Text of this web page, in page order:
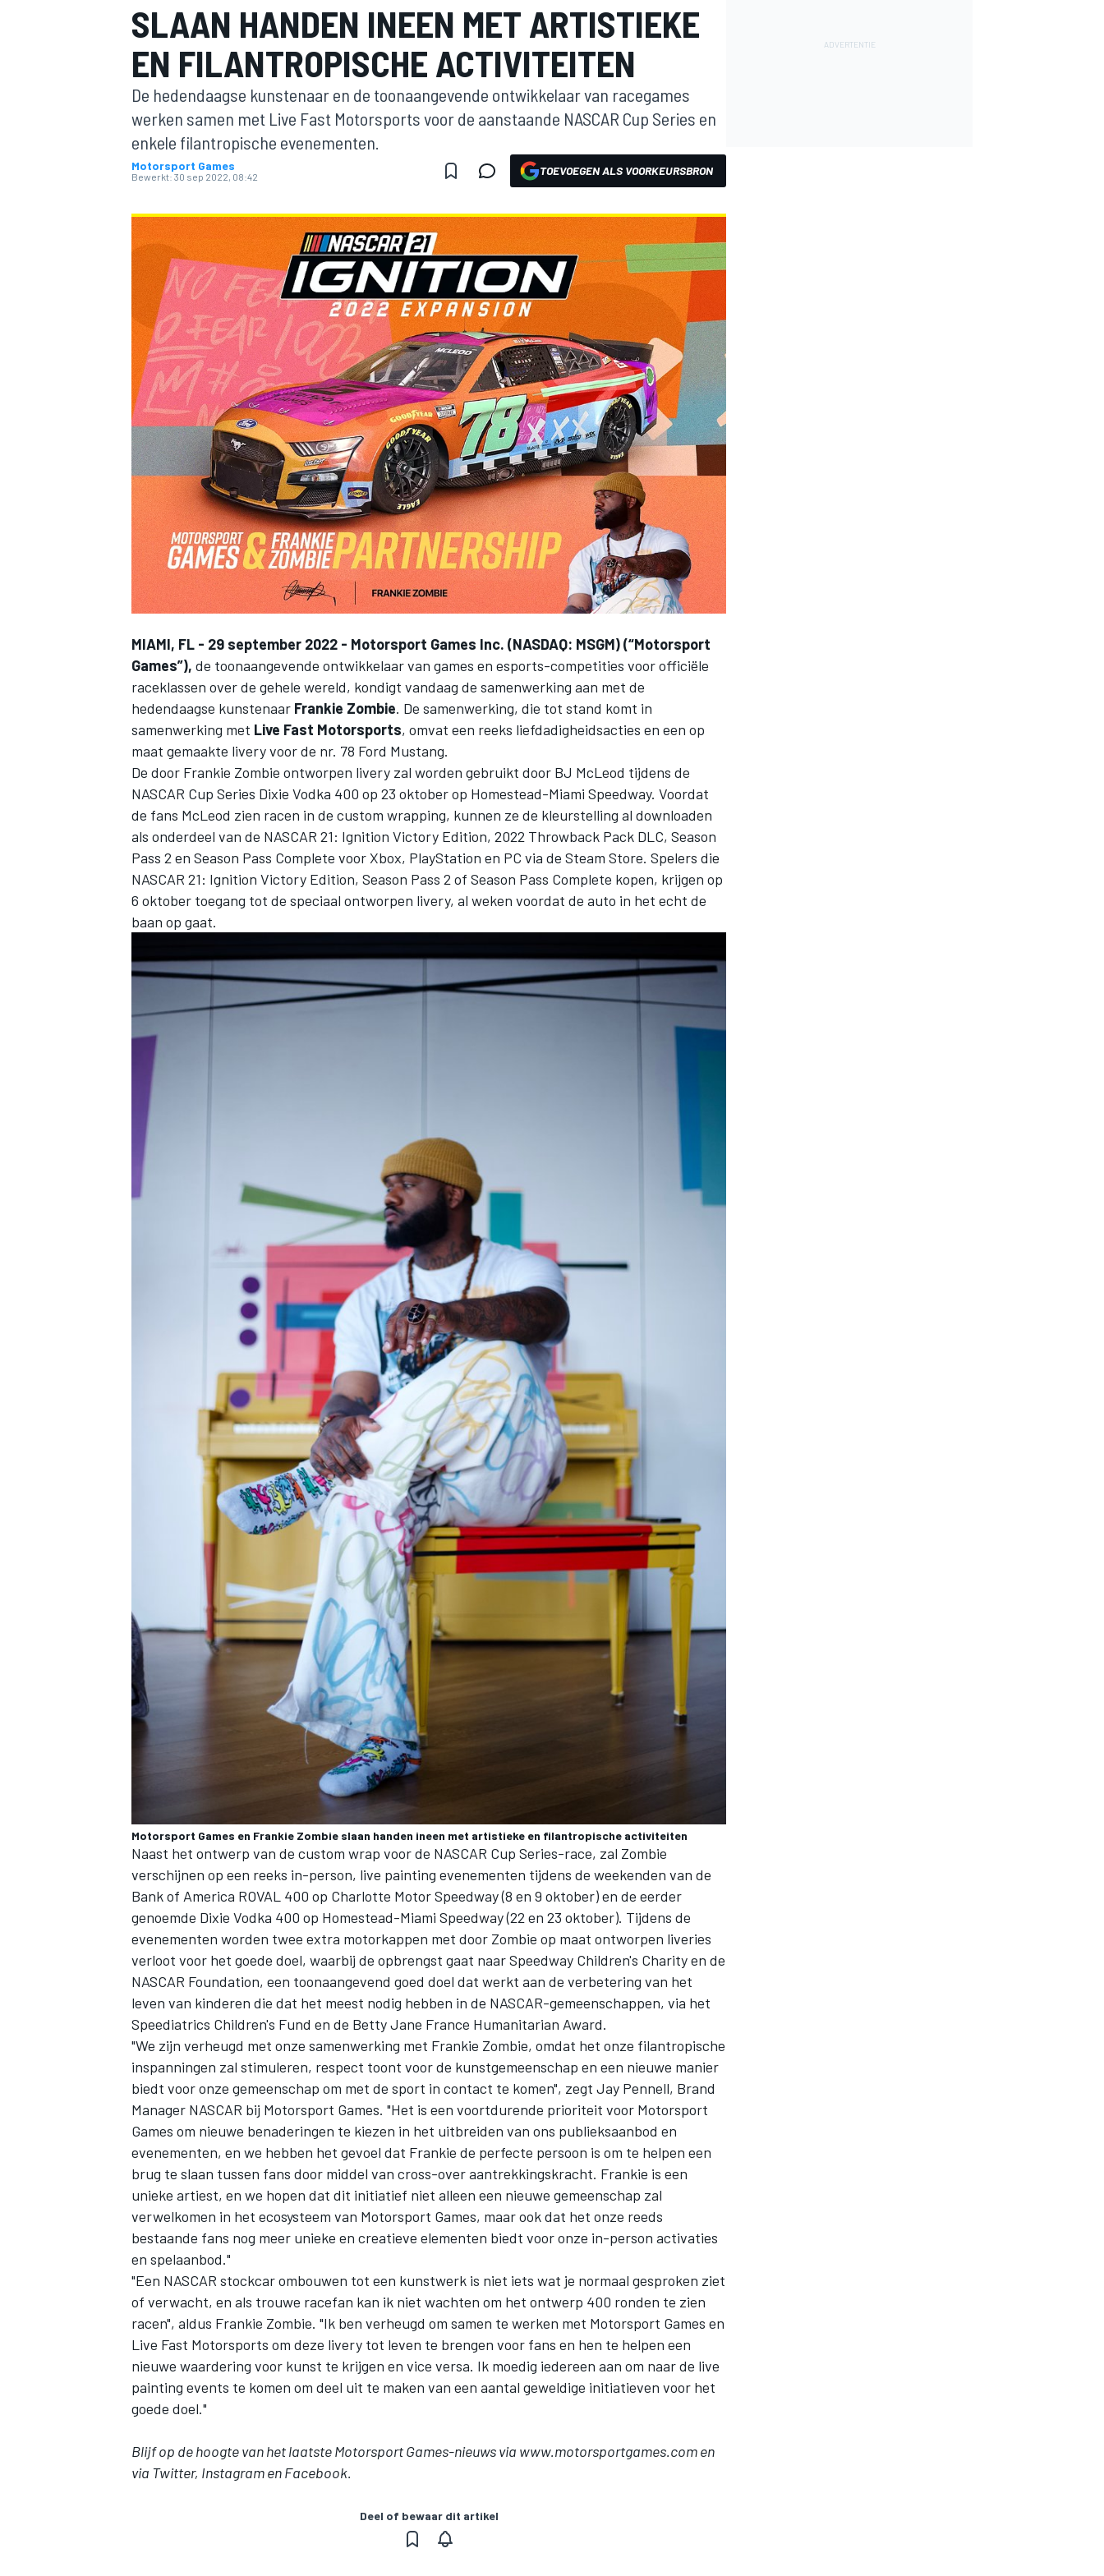
MOTOGP
INDYCAR
DTM
MEER RACEKLASSEN
SLAAN HANDEN INEEN MET ARTISTIEKE
EN FILANTROPISCHE ACTIVITEITEN
De hedendaagse kunstenaar en de toonaangevende ontwikkelaar van racegames
werken samen met Live Fast Motorsports voor de aanstaande NASCAR Cup Series en
enkele filantropische evenementen.
Motorsport Games
Bewerkt: 30 sep 2022, 08:42 TOEVOEGEN ALS VOORKEURSBRON
MIAMI, FL - 29 september 2022 - Motorsport Games Inc. (NASDAQ: MSGM) (“Motorsport
Games”), de toonaangevende ontwikkelaar van games en esports-competities voor officiële
raceklassen over de gehele wereld, kondigt vandaag de samenwerking aan met de
hedendaagse kunstenaar Frankie Zombie. De samenwerking, die tot stand komt in
samenwerking met Live Fast Motorsports, omvat een reeks liefdadigheidsacties en een op
maat gemaakte livery voor de nr. 78 Ford Mustang.
De door Frankie Zombie ontworpen livery zal worden gebruikt door BJ McLeod tijdens de
NASCAR Cup Series Dixie Vodka 400 op 23 oktober op Homestead-Miami Speedway. Voordat
de fans McLeod zien racen in de custom wrapping, kunnen ze de kleurstelling al downloaden
als onderdeel van de NASCAR 21: Ignition Victory Edition, 2022 Throwback Pack DLC, Season
Pass 2 en Season Pass Complete voor Xbox, PlayStation en PC via de Steam Store. Spelers die
NASCAR 21: Ignition Victory Edition, Season Pass 2 of Season Pass Complete kopen, krijgen op
6 oktober toegang tot de speciaal ontworpen livery, al weken voordat de auto in het echt de
baan op gaat.
Motorsport Games en Frankie Zombie slaan handen ineen met artistieke en filantropische activiteiten
Naast het ontwerp van de custom wrap voor de NASCAR Cup Series-race, zal Zombie
verschijnen op een reeks in-person, live painting evenementen tijdens de weekenden van de
Bank of America ROVAL 400 op Charlotte Motor Speedway (8 en 9 oktober) en de eerder
genoemde Dixie Vodka 400 op Homestead-Miami Speedway (22 en 23 oktober). Tijdens de
evenementen worden twee extra motorkappen met door Zombie op maat ontworpen liveries
verloot voor het goede doel, waarbij de opbrengst gaat naar Speedway Children's Charity en de
NASCAR Foundation, een toonaangevend goed doel dat werkt aan de verbetering van het
leven van kinderen die dat het meest nodig hebben in de NASCAR-gemeenschappen, via het
Speediatrics Children's Fund en de Betty Jane France Humanitarian Award.
"We zijn verheugd met onze samenwerking met Frankie Zombie, omdat het onze filantropische
inspanningen zal stimuleren, respect toont voor de kunstgemeenschap en een nieuwe manier
biedt voor onze gemeenschap om met de sport in contact te komen", zegt Jay Pennell, Brand
Manager NASCAR bij Motorsport Games. "Het is een voortdurende prioriteit voor Motorsport
Games om nieuwe benaderingen te kiezen in het uitbreiden van ons publieksaanbod en
evenementen, en we hebben het gevoel dat Frankie de perfecte persoon is om te helpen een
brug te slaan tussen fans door middel van cross-over aantrekkingskracht. Frankie is een
unieke artiest, en we hopen dat dit initiatief niet alleen een nieuwe gemeenschap zal
verwelkomen in het ecosysteem van Motorsport Games, maar ook dat het onze reeds
bestaande fans nog meer unieke en creatieve elementen biedt voor onze in-person activaties
en spelaanbod."
"Een NASCAR stockcar ombouwen tot een kunstwerk is niet iets wat je normaal gesproken ziet
of verwacht, en als trouwe racefan kan ik niet wachten om het ontwerp 400 ronden te zien
racen", aldus Frankie Zombie. "Ik ben verheugd om samen te werken met Motorsport Games en
Live Fast Motorsports om deze livery tot leven te brengen voor fans en hen te helpen een
nieuwe waardering voor kunst te krijgen en vice versa. Ik moedig iedereen aan om naar de live
painting events te komen om deel uit te maken van een aantal geweldige initiatieven voor het
goede doel."
Blijf op de hoogte van het laatsteMotorsport Games-nieuws via www.motorsportgames.comen
via Twitter, InstagramenFacebook.
Deel of bewaar dit artikel